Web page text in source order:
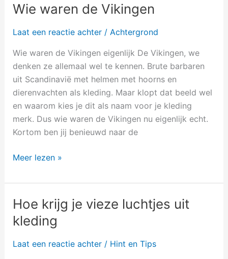
Wie waren de Vikingen
Laat een reactie achter / Achtergrond
Wie waren de Vikingen eigenlijk De Vikingen, we
denken ze allemaal wel te kennen. Brute barbaren
uit Scandinavië met helmen met hoorns en
dierenvachten als kleding. Maar klopt dat beeld wel
en waarom kies je dit als naam voor je kleding
merk. Dus wie waren de Vikingen nu eigenlijk echt.
Kortom ben jij benieuwd naar de
Wie
de
Meer lezen »
Hoe krijg je vieze luchtjes uit
kleding
Laat een reactie achter / Hint en Tips
Hoe
krijg
je
vieze